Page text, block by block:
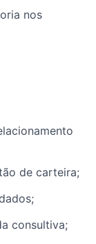
nos
de carteira;
consultiva;